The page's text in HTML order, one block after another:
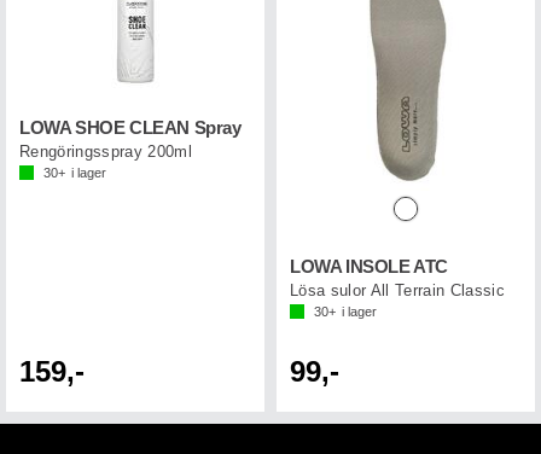
LOWA SHOE CLEAN Spray
Rengöringsspray 200ml
30+ i lager
159,-
LOWA INSOLE ATC
Lösa sulor All Terrain Classic
30+ i lager
99,-